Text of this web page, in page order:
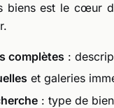
biens est le cœur
complètes :
et galeries
: type de